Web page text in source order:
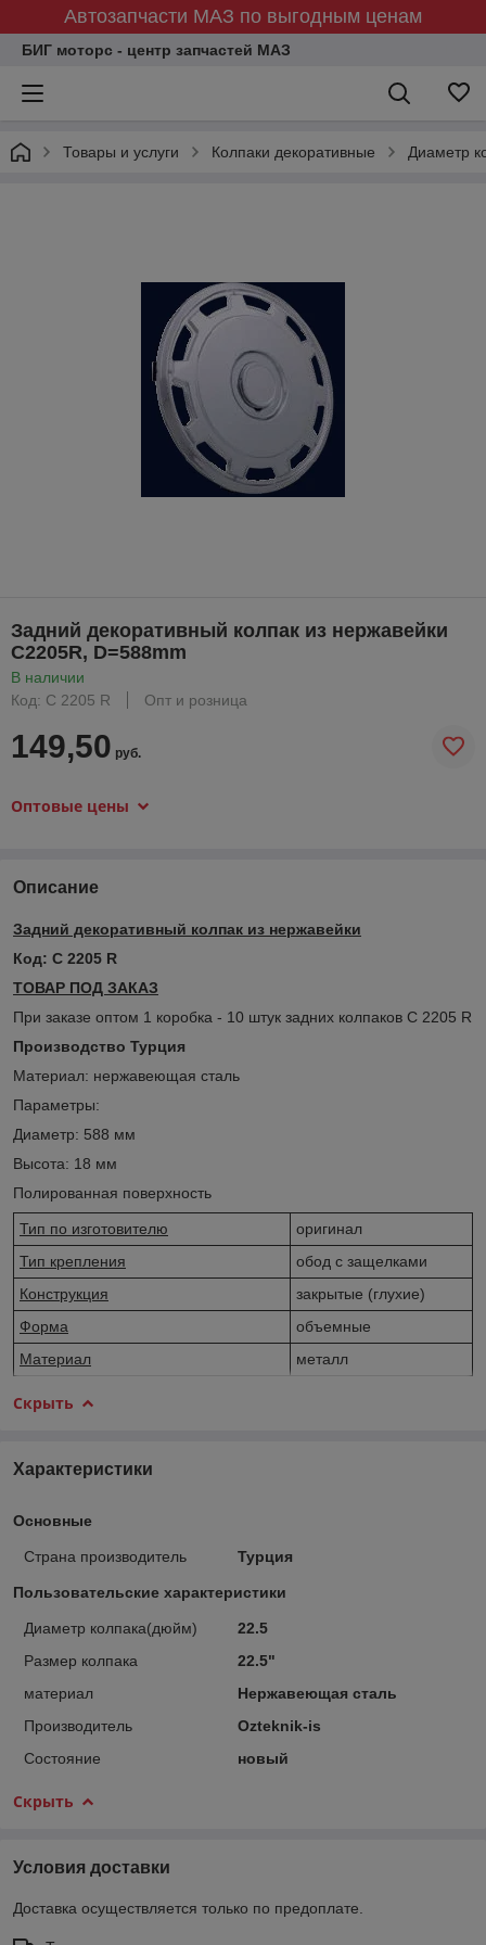
Автозапчасти МАЗ по выгодным ценам
БИГ моторс - центр запчастей МАЗ
Товары и услуги Колпаки декоративные Диаметр
Задний декоративный колпак из нержавейки
С2205R, D=588mm
В наличии
Код: C 2205 R
Опт и розница
149,50 руб.
Оптовые цены
Описание
Задний декоративный колпак из нержавейки
Код: С 2205 R
ТОВАР ПОД ЗАКАЗ
При заказе оптом 1 коробка - 10 штук задних колпаков C 2205 R
Производство Турция
Материал: нержавеющая сталь
Параметры:
Диаметр: 588 мм
Высота: 18 мм
Полированная поверхность
Тип по изготовителю
оригинал
Тип крепления
обод с защелками
Конструкция
закрытые (глухие)
Форма
объемные
Материал
металл
Скрыть
Характеристики
Основные
Страна производитель Турция
Пользовательские характеристики
Диаметр колпака(дюйм)
22.5
Размер колпака
22.5"
материал
Нержавеющая сталь
Производитель
Ozteknik-is
Состояние
новый
Скрыть
Условия доставки
Доставка осуществляется только по предоплате.